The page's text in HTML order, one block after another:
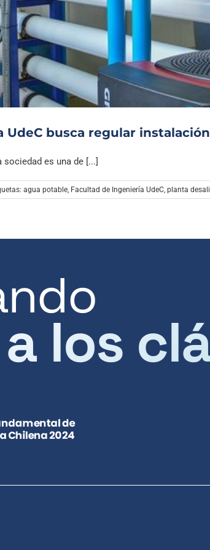
UdeC busca regular
es una de [...]
agua potable Facultad de Ingeniería UdeC planta
los